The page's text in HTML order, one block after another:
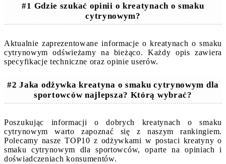
#1 Gdzie szukać opinii o kreatynach o smaku
cytrynowym?
Aktualnie zaprezentowane informacje o kreatynach o smaku
cytrynowym odświeżamy na bieżąco. Każdy opis zawiera
specyfikacje techniczne oraz opinie userów.
#2 Jaka odżywka kreatyna o smaku cytrynowym dla
sportowców najlepsza? Którą wybrać?
Poszukując informacji o dobrych kreatynach o smaku
cytrynowym warto zapoznać się z naszym rankingiem.
Polecamy nasze TOP10 z odżywkami w postaci kreatyny o
smaku cytrynowym dla sportowców, oparte na opiniach i
doświadczeniach konsumentów.